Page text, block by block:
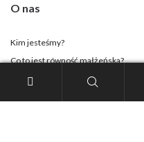
O nas
Kim jesteśmy?
Co to jest równość małżeńska?
Strona Stowarzyszenia